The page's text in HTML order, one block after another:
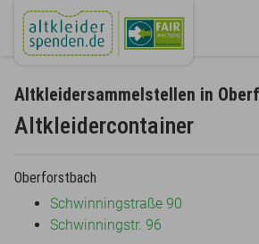
Altkleidersammelstellen in
Altkleidercontainer
Oberforstbach
Schwinningstraße 90
Schwinningstr. 96